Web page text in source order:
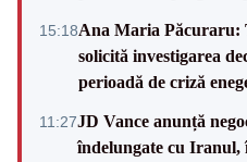
15:18Ana Maria Păcuraru:
solicită investigarea
perioadă de criză
11:27JD Vance anunță
îndelungate cu Iranul,